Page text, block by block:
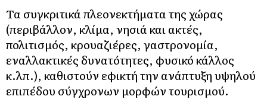
Τα συγκριτικά πλεονεκτήματα της χώρας
(περιβάλλον, κλίμα, νησιά και ακτές,
πολιτισμός, κρουαζιέρες, γαστρονομία,
εναλλακτικές δυνατότητες, φυσικό κάλλος
κ.λπ.), καθιστούν εφικτή την ανάπτυξη υψηλού
επιπέδου σύγχρονων μορφών τουρισμού.